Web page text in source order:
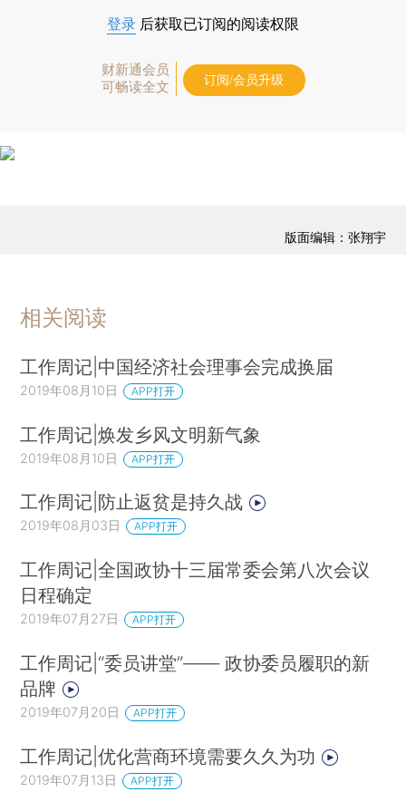
登录 后获取已订阅的阅读权限
财新通会员
可畅读全文
订阅/会员升级
版面编辑：张翔宇
相关阅读
工作周记|中国经济社会理事会完成换届
2019年08月10日 APP打开
工作周记|焕发乡风文明新气象
2019年08月10日 APP打开
工作周记|防止返贫是持久战
2019年08月03日 APP打开
工作周记|全国政协十三届常委会第八次会议
日程确定
2019年07月27日 APP打开
工作周记|“委员讲堂”—— 政协委员履职的新
品牌
2019年07月20日 APP打开
工作周记|优化营商环境需要久久为功
2019年07月13日 APP打开